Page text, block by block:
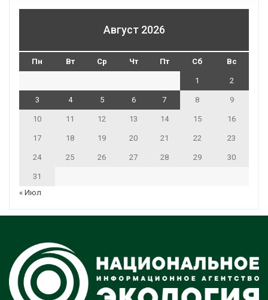
Август 2026
Пн Вт Ср Чт Пт Сб Вс
1 2
3 4 5 6 7 8 9
10 11 12 13 14 15 16
17 18 19 20 21 22 23
24 25 26 27 28 29 30
31
« Июл